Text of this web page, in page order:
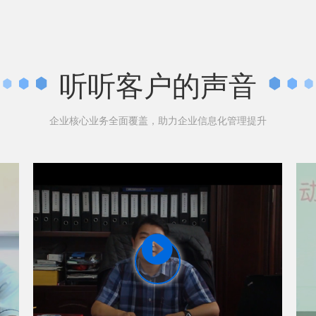
听听客户的声音
企业核心业务全面覆盖，助力企业信息化管理提升
